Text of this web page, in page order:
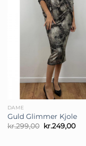
DAME
Guld Glimmer Kjole
kr.299,00 Den
oprindelige
kr.249,00Den